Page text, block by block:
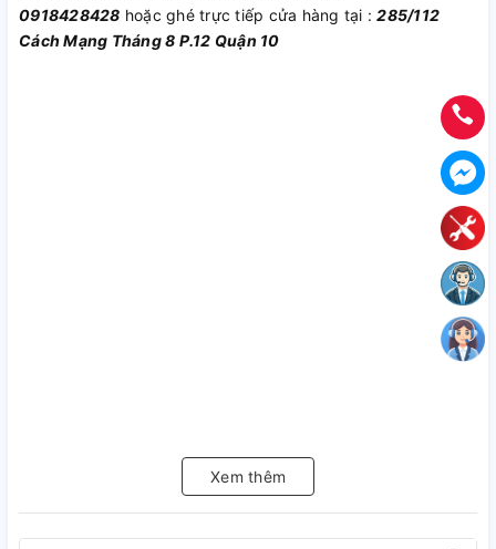
0918428428 hoặc ghé trực tiếp cửa hàng tại :285/112
Cách Mạng Tháng 8 P.12 Quận 10
Xem thêm